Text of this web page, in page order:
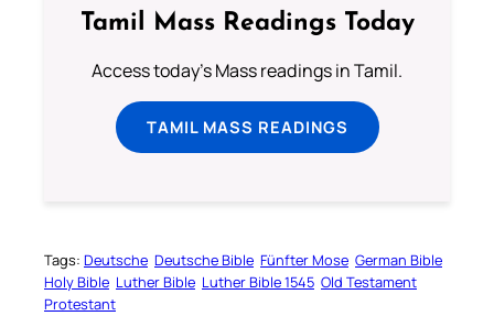
Tamil Mass Readings Today
Access today's Mass readings in Tamil.
TAMIL MASS READINGS
Tags: Deutsche Deutsche Bible Fünfter Mose German Bible
Holy Bible Luther Bible Luther Bible 1545 Old Testament
Protestant